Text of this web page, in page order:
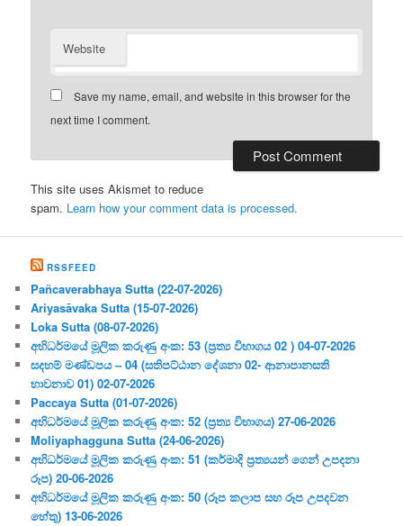
Website
Save my name, email, and website in this browser for the
next time I comment.
This site uses Akismet to reduce
spam. Learn how your comment data is processed.
RSSFEED
Pañcaverabhaya Sutta (22-07-2026)
Ariyasāvaka Sutta (15-07-2026)
Loka Sutta (08-07-2026)
අභිධර්මයේ මූලික කරුණු අංක: 53 (ප්‍ර‍ත්‍ය විභාගය 02 ) 04-07-2026
සදහම් මණ්ඩපය – 04 (සතිපට්ඨාන දේශනා 02- ආනාපානසති
භාවනාව 01) 02-07-2026
Paccaya Sutta (01-07-2026)
අභිධර්මයේ මූලික කරුණු අංක: 52 (ප්‍ර‍ත්‍ය විභාගය) 27-06-2026
Moliyaphagguna Sutta (24-06-2026)
අභිධර්මයේ මූලික කරුණු අංක: 51 (කර්මාදි ප්‍ර‍ත්‍යයන් ගෙන් උපදනා
රූප) 20-06-2026
අභිධර්මයේ මූලික කරුණු අංක: 50 (රූප කලාප සහ රූප උපදවන
හේතු) 13-06-2026